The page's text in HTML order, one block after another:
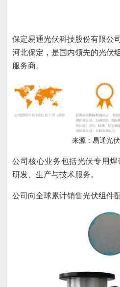
保定易通光伏科技股份有限公
河北保定，是国内领先的光伏
服务商。
来源：易通光
公司核心业务包括光伏专用
研发、生产与技术服务。
公司向全球累计销售光伏组件